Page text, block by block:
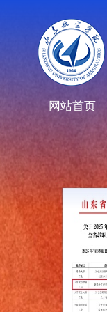
网站首页